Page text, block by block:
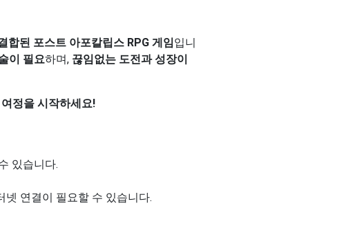
합된 포스트 아포칼립스 RPG 게임입니
이 필요하며, 끊임없는 도전과 성장이
정을 시작하세요!
있습니다.
연결이 필요할 수 있습니다.